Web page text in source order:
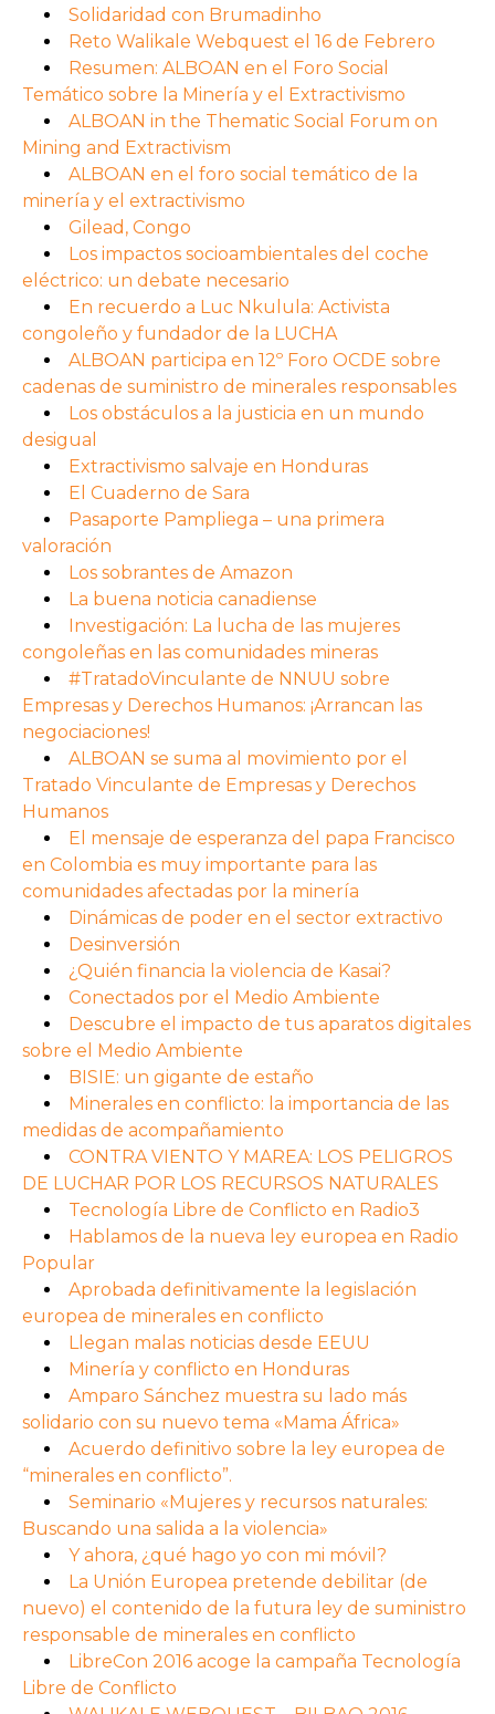
Solidaridad con Brumadinho
Reto Walikale Webquest el 16 de Febrero
Resumen: ALBOAN en el Foro Social
Temático sobre la Minería y el Extractivismo
ALBOAN in the Thematic Social Forum on
Mining and Extractivism
ALBOAN en el foro social temático de la
minería y el extractivismo
Gilead, Congo
Los impactos socioambientales del coche
eléctrico: un debate necesario
En recuerdo a Luc Nkulula: Activista
congoleño y fundador de la LUCHA
ALBOAN participa en 12º Foro OCDE sobre
cadenas de suministro de minerales responsables
Los obstáculos a la justicia en un mundo
desigual
Extractivismo salvaje en Honduras
El Cuaderno de Sara
Pasaporte Pampliega – una primera
valoración
Los sobrantes de Amazon
La buena noticia canadiense
Investigación: La lucha de las mujeres
congoleñas en las comunidades mineras
#TratadoVinculante de NNUU sobre
Empresas y Derechos Humanos: ¡Arrancan las
negociaciones!
ALBOAN se suma al movimiento por el
Tratado Vinculante de Empresas y Derechos
Humanos
El mensaje de esperanza del papa Francisco
en Colombia es muy importante para las
comunidades afectadas por la minería
Dinámicas de poder en el sector extractivo
Desinversión
¿Quién financia la violencia de Kasai?
Conectados por el Medio Ambiente
Descubre el impacto de tus aparatos digitales
sobre el Medio Ambiente
BISIE: un gigante de estaño
Minerales en conflicto: la importancia de las
medidas de acompañamiento
CONTRA VIENTO Y MAREA: LOS PELIGROS
DE LUCHAR POR LOS RECURSOS NATURALES
Tecnología Libre de Conflicto en Radio3
Hablamos de la nueva ley europea en Radio
Popular
Aprobada definitivamente la legislación
europea de minerales en conflicto
Llegan malas noticias desde EEUU
Minería y conflicto en Honduras
Amparo Sánchez muestra su lado más
solidario con su nuevo tema «Mama África»
Acuerdo definitivo sobre la ley europea de
“minerales en conflicto”.
Seminario «Mujeres y recursos naturales:
Buscando una salida a la violencia»
Y ahora, ¿qué hago yo con mi móvil?
La Unión Europea pretende debilitar (de
nuevo) el contenido de la futura ley de suministro
responsable de minerales en conflicto
LibreCon 2016 acoge la campaña Tecnología
Libre de Conflicto